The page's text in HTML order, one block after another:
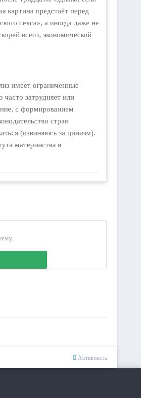
картина предстаёт перед
секса», а иногда даже не
всего, экономической
имеет ограниченные
затрудняет или
с формированием
стран
(извиняюсь за цинизм).
материнства в
Активность